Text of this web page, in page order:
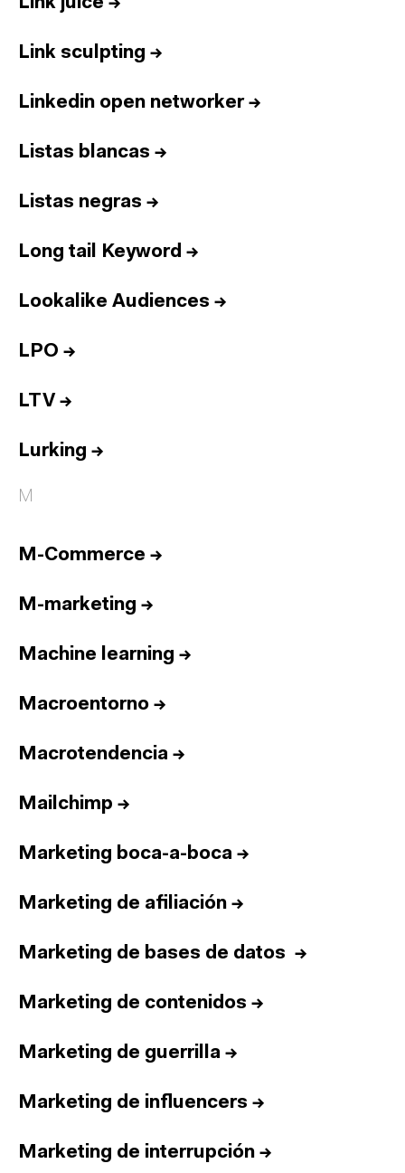
Link sculpting →
Linkedin open networker→
Listas blancas →
Listas negras →
Long tail Keyword →
Lookalike Audiences →
LPO →
LTV →
Lurking →
M
M-Commerce →
M-marketing →
Machine learning →
Macroentorno →
Macrotendencia →
Mailchimp →
Marketing boca-a-boca →
Marketing de afiliación →
Marketing de bases de datos →
Marketing de contenidos →
Marketing de guerrilla →
Marketing de influencers →
Marketing de interrupción →